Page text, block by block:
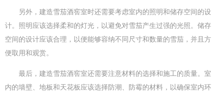
另外，建造雪茄酒窖室时还需要考虑室内的照明和储存空间的设
计。照明应该选择柔和的灯光，以避免对雪茄产生过强的光照。储存
空间的设计应该合理，以便能够容纳不同尺寸和数量的雪茄，并且方
便取用和观赏。
最后，建造雪茄酒窖室还需要注意材料的选择和施工的质量。室
内的墙壁、地板和天花板应该选择防潮、防霉的材料，以确保室内环